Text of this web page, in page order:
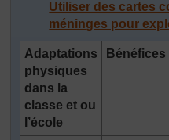
Utiliser des cartes
méninges pour
Adaptations
physiques
dans la
classe et ou
l’école
Bénéfices